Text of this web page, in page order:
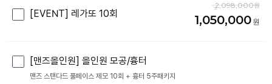
[EVENT] 레가또 10회
2,098,000
1,050,000
[맨즈올인원] 올인원 모공/흉터
맨즈 스탠다드 풀페이스 제모 10회 + 흉터 5주패키지